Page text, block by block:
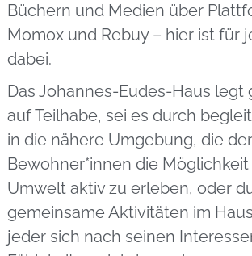
Büchern und Medien über
Momox und Rebuy – hier ist für
dabei.
Das Johannes-Eudes-Haus legt
auf Teilhabe, sei es durch
in die nähere Umgebung, die
Bewohner*innen die
Umwelt aktiv zu erleben, oder
gemeinsame Aktivitäten im
jeder sich nach seinen